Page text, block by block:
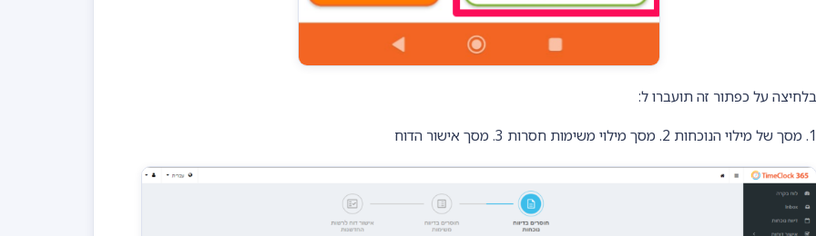
בלחיצה על כפתור זה תועברו ל:
1. מסך של מילוי הנוכחות 2. מסך מילוי משימות חסרות 3. מסך אישור הדוח